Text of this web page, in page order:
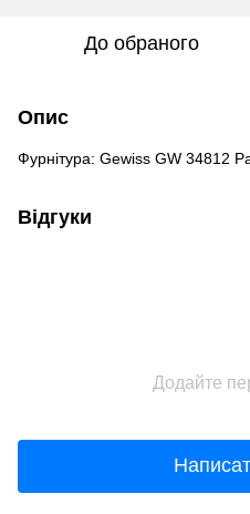
До обраного
Опис
Фурнітура: Gewiss GW 34812
Відгуки
Додайте